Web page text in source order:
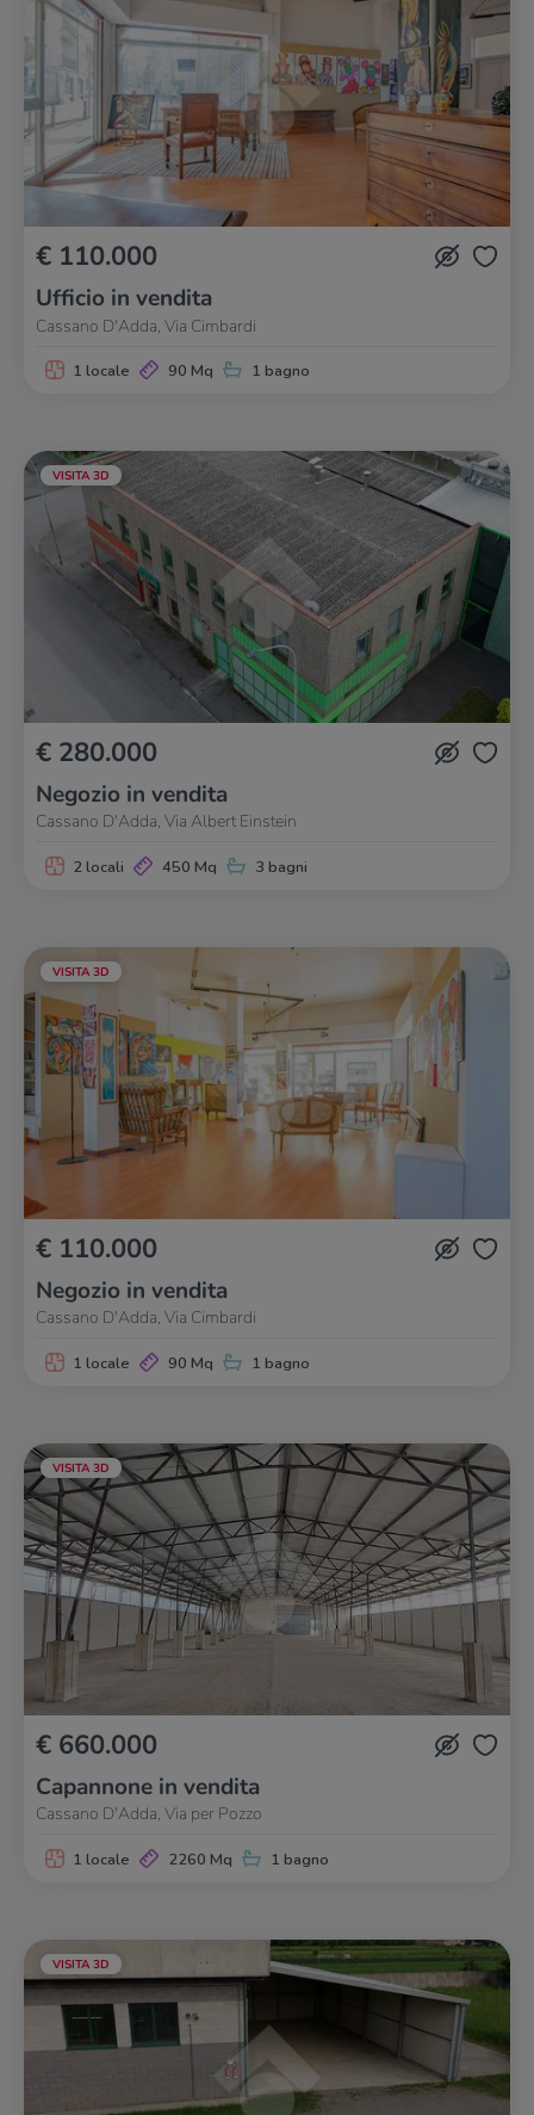
€ 110.000
Ufficio in vendita
Cassano D'Adda, Via Cimbardi
1 locale 90 Mq 1 bagno
VISITA 3D
€ 280.000
Negozio in vendita
Cassano D'Adda, Via Albert Einstein
2 locali 450 Mq 3 bagni
VISITA 3D
€ 110.000
Negozio in vendita
Cassano D'Adda, Via Cimbardi
1 locale 90 Mq 1 bagno
VISITA 3D
€ 660.000
Capannone in vendita
Cassano D'Adda, Via per Pozzo
1 locale 2260 Mq 1 bagno
VISITA 3D